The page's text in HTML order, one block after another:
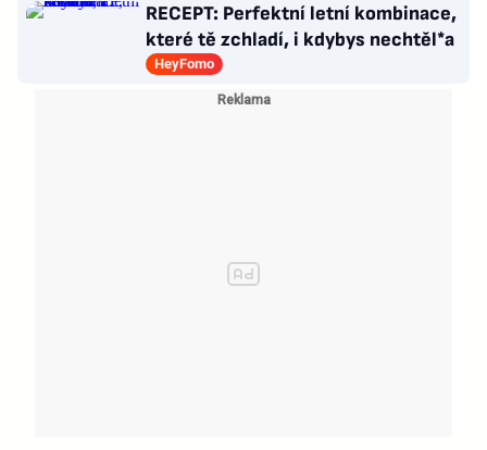
RECEPT: Perfektní letní kombinace,
které tě zchladí, i kdybys nechtěl*a
HeyFomo